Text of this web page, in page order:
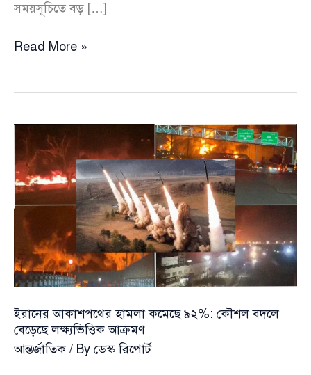
সময়সূচিতে বড় […]
মধ্যপ্রাচ্যে
ঢাকায়
বাতিল
৩৯১
আন্তর্জাতিক
ফ্লাইট
Read More »
ইরানের আকাশপথের হামলা কমেছে ৯২%: কৌশল বদলে
বেড়েছে লক্ষ্যভিত্তিক আক্রমণ
আন্তর্জাতিক / By ডেস্ক রিপোর্ট